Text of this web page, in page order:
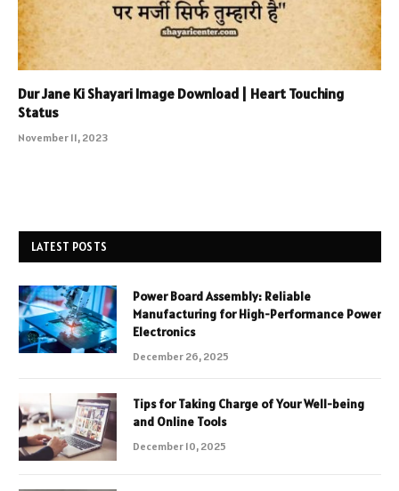
Dur Jane Ki Shayari Image Download | Heart Touching
Status
November 11, 2023
LATEST POSTS
Power Board Assembly: Reliable
Manufacturing for High-Performance Power
Electronics
December 26, 2025
Tips for Taking Charge of Your Well-being
and Online Tools
December 10, 2025